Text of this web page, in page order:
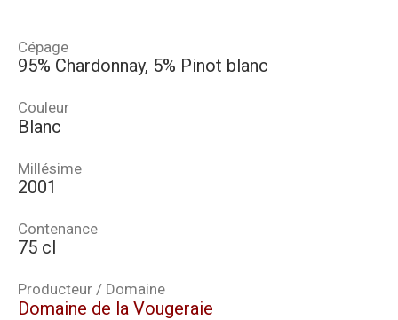
Cépage
95% Chardonnay, 5% Pinot blanc
Couleur
Blanc
Millésime
2001
Contenance
75 cl
Producteur / Domaine
Domaine de la Vougeraie